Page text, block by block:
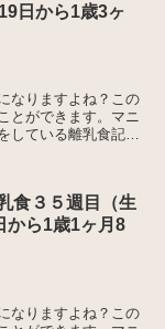
日から1歳3ヶ
なりますよね？この
とができます。マニ
している離乳食記録
食３５週目（生
から1歳1ヶ月8
なりますよね？この